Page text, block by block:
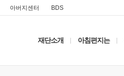
아버지센터 BDS
재단소개 아침편지는